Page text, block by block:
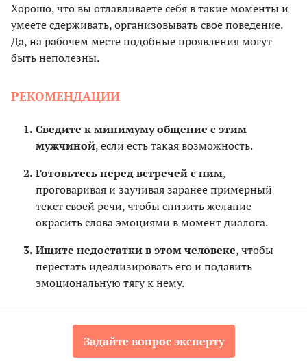
Хорошо, что вы отлавливаете себя в такие моменты и
умеете сдерживать, организовывать свое поведение.
Да, на рабочем месте подобные проявления могут
быть неполезны.
РЕКОМЕНДАЦИИ
Сведите к минимуму общение с этим
мужчиной, если есть такая возможность.
Готовьтесь перед встречей с ним,
проговаривая и заучивая заранее примерный
текст своей речи, чтобы снизить желание
окрасить слова эмоциями в момент диалога.
Ищите недостатки в этом человеке, чтобы
перестать идеализировать его и подавить
эмоциональную тягу к нему.
Задайте вопрос эксперту